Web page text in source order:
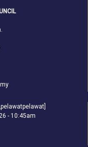
- 10:45am